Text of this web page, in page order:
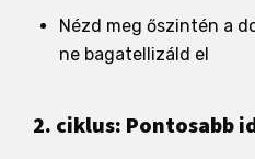
Nézd meg őszintén a
ne bagatellizáld el
2. ciklus: Pontosabb